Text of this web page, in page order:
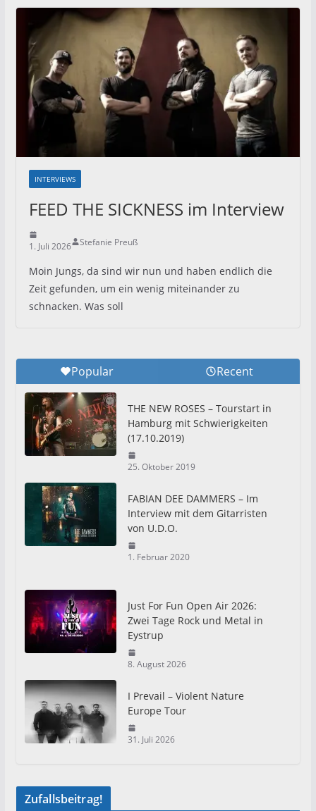
INTERVIEWS
FEED THE SICKNESS im Interview
1. Juli 2026 Stefanie Preuß
Moin Jungs, da sind wir nun und haben endlich die
Zeit gefunden, um ein wenig miteinander zu
schnacken. Was soll
Popular Recent
THE NEW ROSES – Tourstart in
Hamburg mit Schwierigkeiten
(17.10.2019)
25. Oktober 2019
FABIAN DEE DAMMERS – Im
Interview mit dem Gitarristen
von U.D.O.
1. Februar 2020
Just For Fun Open Air 2026:
Zwei Tage Rock und Metal in
Eystrup
8. August 2026
I Prevail – Violent Nature
Europe Tour
31. Juli 2026
Zufallsbeitrag!